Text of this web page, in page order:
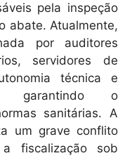
pela inspeção
abate. Atualmente,
por auditores
servidores de
técnica e
garantindo o
sanitárias. A
um grave conflito
fiscalização sob